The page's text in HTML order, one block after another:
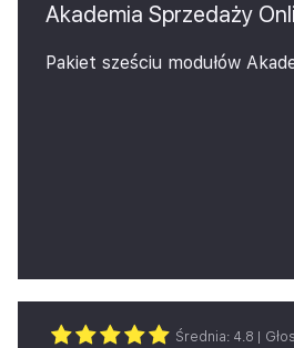
Akademia Sprzedaży
Pakiet sześciu modułów
Średnia: 4.8 |